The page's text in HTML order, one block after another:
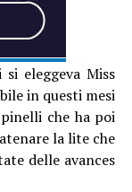
eleggeva Miss
in questi mesi
che ha poi
la lite che
delle avances